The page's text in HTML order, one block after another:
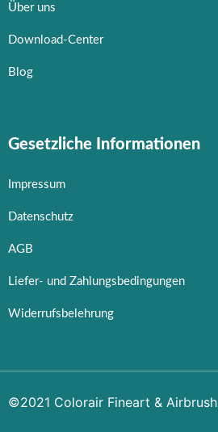
Über uns
Download-Center
Blog
Gesetzliche Informationen
Impressum
Datenschutz
AGB
Liefer- und Zahlungsbedingungen
Widerrufsbelehrung
©2021 Colorair Fineart & Airbrush